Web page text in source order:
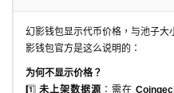
幻影钱包显示代币价格，与池子大
影钱包官方是这么说明的：
为何不显示价格？
1️⃣ 未上架数据源 ：需在